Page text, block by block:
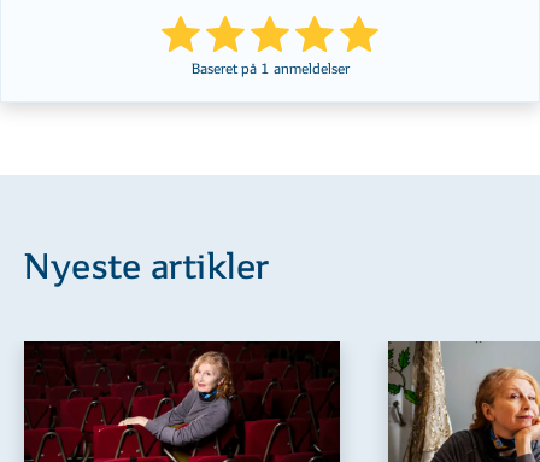
Baseret på 1 anmeldelser
Nyeste artikler